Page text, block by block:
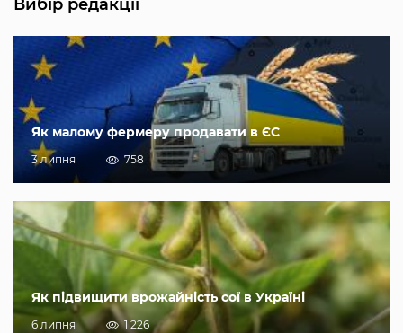
Вибір редакції
Як малому фермеру продавати в ЄС
3 липня 758
Як підвищити врожайність сої в Україні
6 липня 1 226